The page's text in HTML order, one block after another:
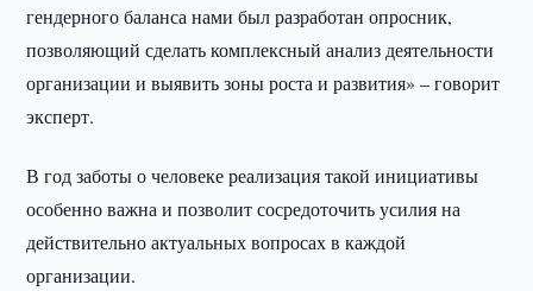
гендерного баланса нами был разработан опросник,
позволяющий сделать комплексный анализ деятельности
организации и выявить зоны роста и развития» – говорит
эксперт.
В год заботы о человеке реализация такой инициативы
особенно важна и позволит сосредоточить усилия на
действительно актуальных вопросах в каждой
организации.